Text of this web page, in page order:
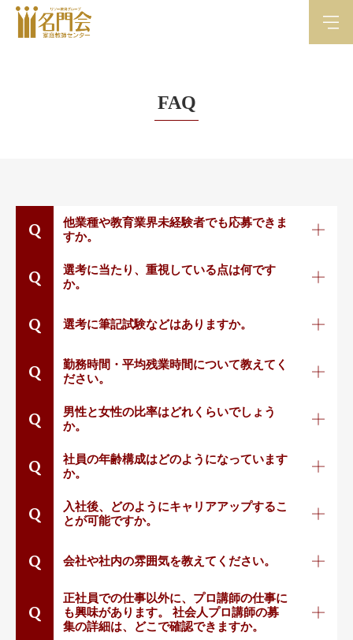
FAQ
Q
他業種や教育業界未経験者でも応募できま
すか。
Q
選考に当たり、重視している点は何です
か。
Q 選考に筆記試験などはありますか。
Q
勤務時間・平均残業時間について教えてく
ださい。
Q
男性と女性の比率はどれくらいでしょう
か。
Q
社員の年齢構成はどのようになっています
か。
Q
入社後、どのようにキャリアアップするこ
とが可能ですか。
Q 会社や社内の雰囲気を教えてください。
Q
正社員での仕事以外に、プロ講師の仕事に
も興味があります。 社会人プロ講師の募
集の詳細は、どこで確認できますか。